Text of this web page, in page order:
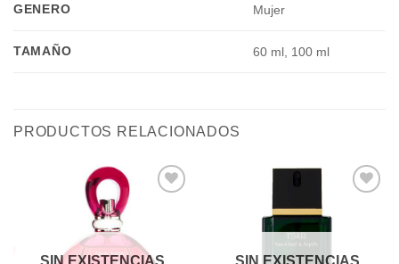
GENERO Mujer
TAMAÑO 60 ml, 100 ml
PRODUCTOS RELACIONADOS
SIN EXISTENCIAS SIN EXISTENCIAS